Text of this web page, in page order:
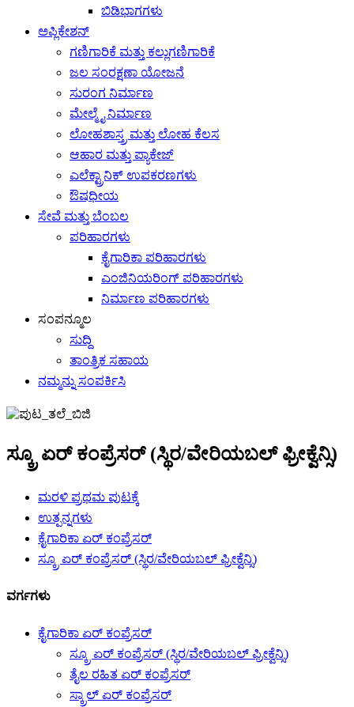
ಬಿಡಿಭಾಗಗಳು
ಅಪ್ಲಿಕೇಶನ್
ಗಣಿಗಾರಿಕೆ ಮತ್ತು ಕಲ್ಲುಗಣಿಗಾರಿಕೆ
ಜಲ ಸಂರಕ್ಷಣಾ ಯೋಜನೆ
ಸುರಂಗ ನಿರ್ಮಾಣ
ಮೇಲ್ಮೈ ನಿರ್ಮಾಣ
ಲೋಹಶಾಸ್ತ್ರ ಮತ್ತು ಲೋಹ ಕೆಲಸ
ಆಹಾರ ಮತ್ತು ಪ್ಯಾಕೇಜ್
ಎಲೆಕ್ಟ್ರಾನಿಕ್ ಉಪಕರಣಗಳು
ಔಷಧೀಯ
ಸೇವೆ ಮತ್ತು ಬೆಂಬಲ
ಪರಿಹಾರಗಳು
ಕೈಗಾರಿಕಾ ಪರಿಹಾರಗಳು
ಎಂಜಿನಿಯರಿಂಗ್ ಪರಿಹಾರಗಳು
ನಿರ್ಮಾಣ ಪರಿಹಾರಗಳು
ಸಂಪನ್ಮೂಲ
ಸುದ್ದಿ
ತಾಂತ್ರಿಕ ಸಹಾಯ
ನಮ್ಮನ್ನು ಸಂಪರ್ಕಿಸಿ
ಸ್ಕ್ರೂ ಏರ್ ಕಂಪ್ರೆಸರ್ (ಸ್ಥಿರ/ವೇರಿಯಬಲ್ ಫ್ರೀಕ್ವೆನ್ಸಿ)
ಮರಳಿ ಪ್ರಥಮ ಪುಟಕ್ಕೆ
ಉತ್ಪನ್ನಗಳು
ಕೈಗಾರಿಕಾ ಏರ್ ಕಂಪ್ರೆಸರ್
ಸ್ಕ್ರೂ ಏರ್ ಕಂಪ್ರೆಸರ್ (ಸ್ಥಿರ/ವೇರಿಯಬಲ್ ಫ್ರೀಕ್ವೆನ್ಸಿ)
ವರ್ಗಗಳು
ಕೈಗಾರಿಕಾ ಏರ್ ಕಂಪ್ರೆಸರ್
ಸ್ಕ್ರೂ ಏರ್ ಕಂಪ್ರೆಸರ್ (ಸ್ಥಿರ/ವೇರಿಯಬಲ್ ಫ್ರೀಕ್ವೆನ್ಸಿ)
ತೈಲ ರಹಿತ ಏರ್ ಕಂಪ್ರೆಸರ್
ಸ್ಕ್ರಾಲ್ ಏರ್ ಕಂಪ್ರೆಸರ್